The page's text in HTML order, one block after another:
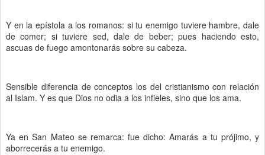
Y en la epístola a los romanos: si tu enemigo tuviere hambre, dale
de comer; si tuviere sed, dale de beber; pues haciendo esto,
ascuas de fuego amontonarás sobre su cabeza.
Sensible diferencia de conceptos los del cristianismo con relación
al Islam. Y es que Dios no odia a los infieles, sino que los ama.
Ya en San Mateo se remarca: fue dicho: Amarás a tu prójimo, y
aborrecerás a tu enemigo.